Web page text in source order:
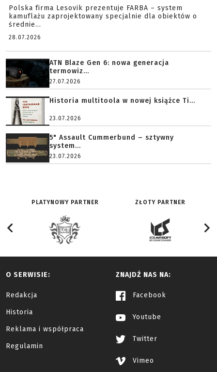
Polska firma Lesovik prezentuje FARBA – system
kamuflażu zaprojektowany specjalnie dla obiektów o
średnie...
28.07.2026
ATN Blaze Gen 6: nowa generacja
termowiz...
27.07.2026
Historia multitoola w nowej książce Ti...
23.07.2026
5" Assault Cummerbund – sztywny
system...
23.07.2026
PLATYNOWY PARTNER ZŁOTY PARTNER
O SERWISIE:
Redakcja
Historia
Reklama i współpraca
Regulamin
ZNAJDŹ NAS NA:
Facebook
Youtube
Twitter
Vimeo